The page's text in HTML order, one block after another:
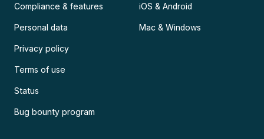
Compliance & features
Personal data
Privacy policy
Terms of use
Status
Bug bounty program
iOS & Android
Mac & Windows